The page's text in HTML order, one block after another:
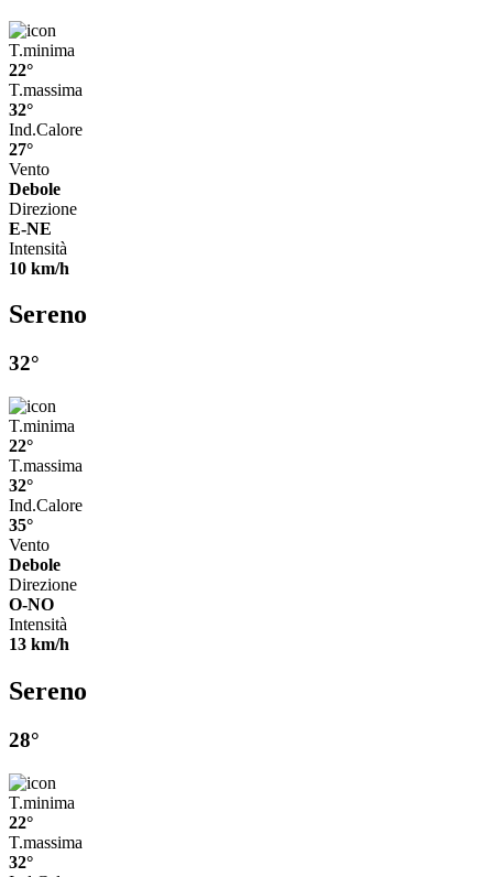
T.minima
22°
T.massima
32°
Ind.Calore
27°
Vento
Debole
Direzione
E-NE
Intensità
10 km/h
Sereno
32°
T.minima
22°
T.massima
32°
Ind.Calore
35°
Vento
Debole
Direzione
O-NO
Intensità
13 km/h
Sereno
28°
T.minima
22°
T.massima
32°